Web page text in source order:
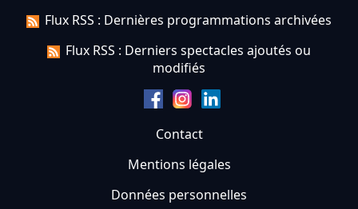
Flux RSS : Dernières programmations archivées
Flux RSS : Derniers spectacles ajoutés ou
modifiés
Contact
Mentions légales
Données personnelles